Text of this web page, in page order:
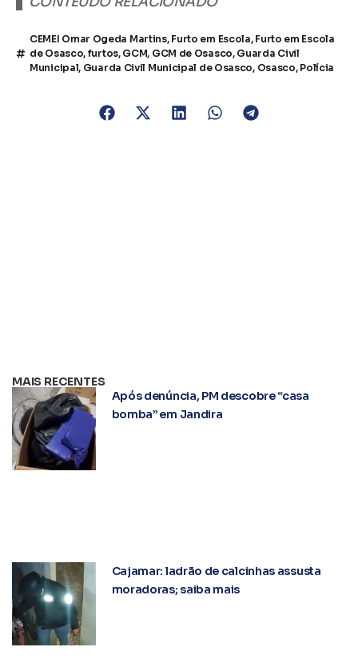
CEMEI Omar Ogeda Martins, Furto em Escola, Furto em Escola
de Osasco, furtos, GCM, GCM de Osasco, Guarda Civil
Municipal, Guarda Civil Municipal de Osasco, Osasco, Polícia
MAIS RECENTES
Após denúncia, PM descobre “casa
bomba” em Jandira
Cajamar: ladrão de calcinhas assusta
moradoras; saiba mais